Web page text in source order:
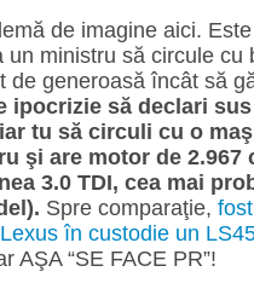
de imagine aici.
un ministru să circule cu
de generoasă încât să
ipocrizie să declari
tu să circuli cu o
şi are motor de
3.0 TDI, cea mai
Spre comparaţie,
în custodie un
AŞA “SE FACE PR”!